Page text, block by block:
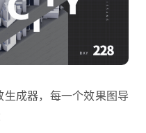
成器，每一个效果图导